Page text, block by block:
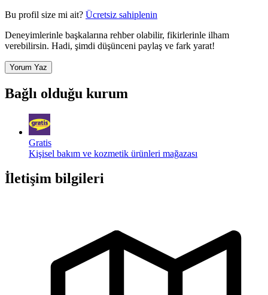
Bu profil size mi ait? Ücretsiz sahiplenin
Deneyimlerinle başkalarına rehber olabilir, fikirlerinle ilham
verebilirsin. Hadi, şimdi düşünceni paylaş ve fark yarat!
Yorum Yaz
Bağlı olduğu kurum
Gratis
Kişisel bakım ve kozmetik ürünleri mağazası
İletişim bilgileri